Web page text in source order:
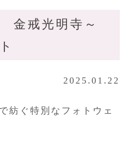
金戒光明寺～
ト
2025.01.22
紡ぐ特別なフォトウェ